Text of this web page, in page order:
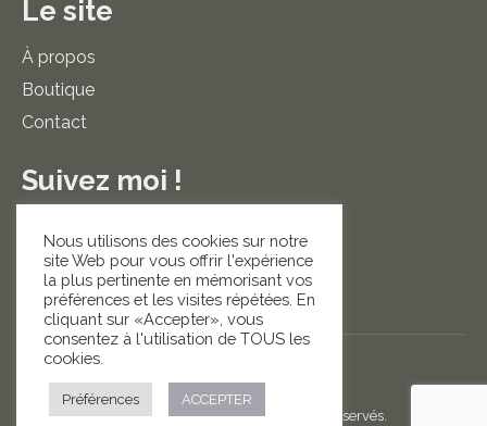
Le site
À propos
Boutique
Contact
Suivez moi !
La
page
Facebook
La
page
Instagram
© CAMILLE GUILMAIN - Tous droits réservés.
Nous utilisons des cookies sur notre
site Web pour vous offrir l'expérience
la plus pertinente en mémorisant vos
préférences et les visites répétées. En
cliquant sur «Accepter», vous
consentez à l'utilisation de TOUS les
cookies.
Préférences ACCEPTER